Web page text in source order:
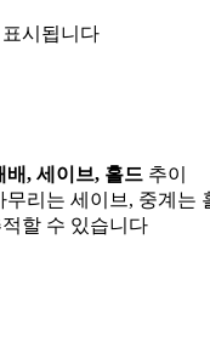
시됩니다
배, 세이브, 홀드 추이
무리는 세이브, 중계는
할 수 있습니다